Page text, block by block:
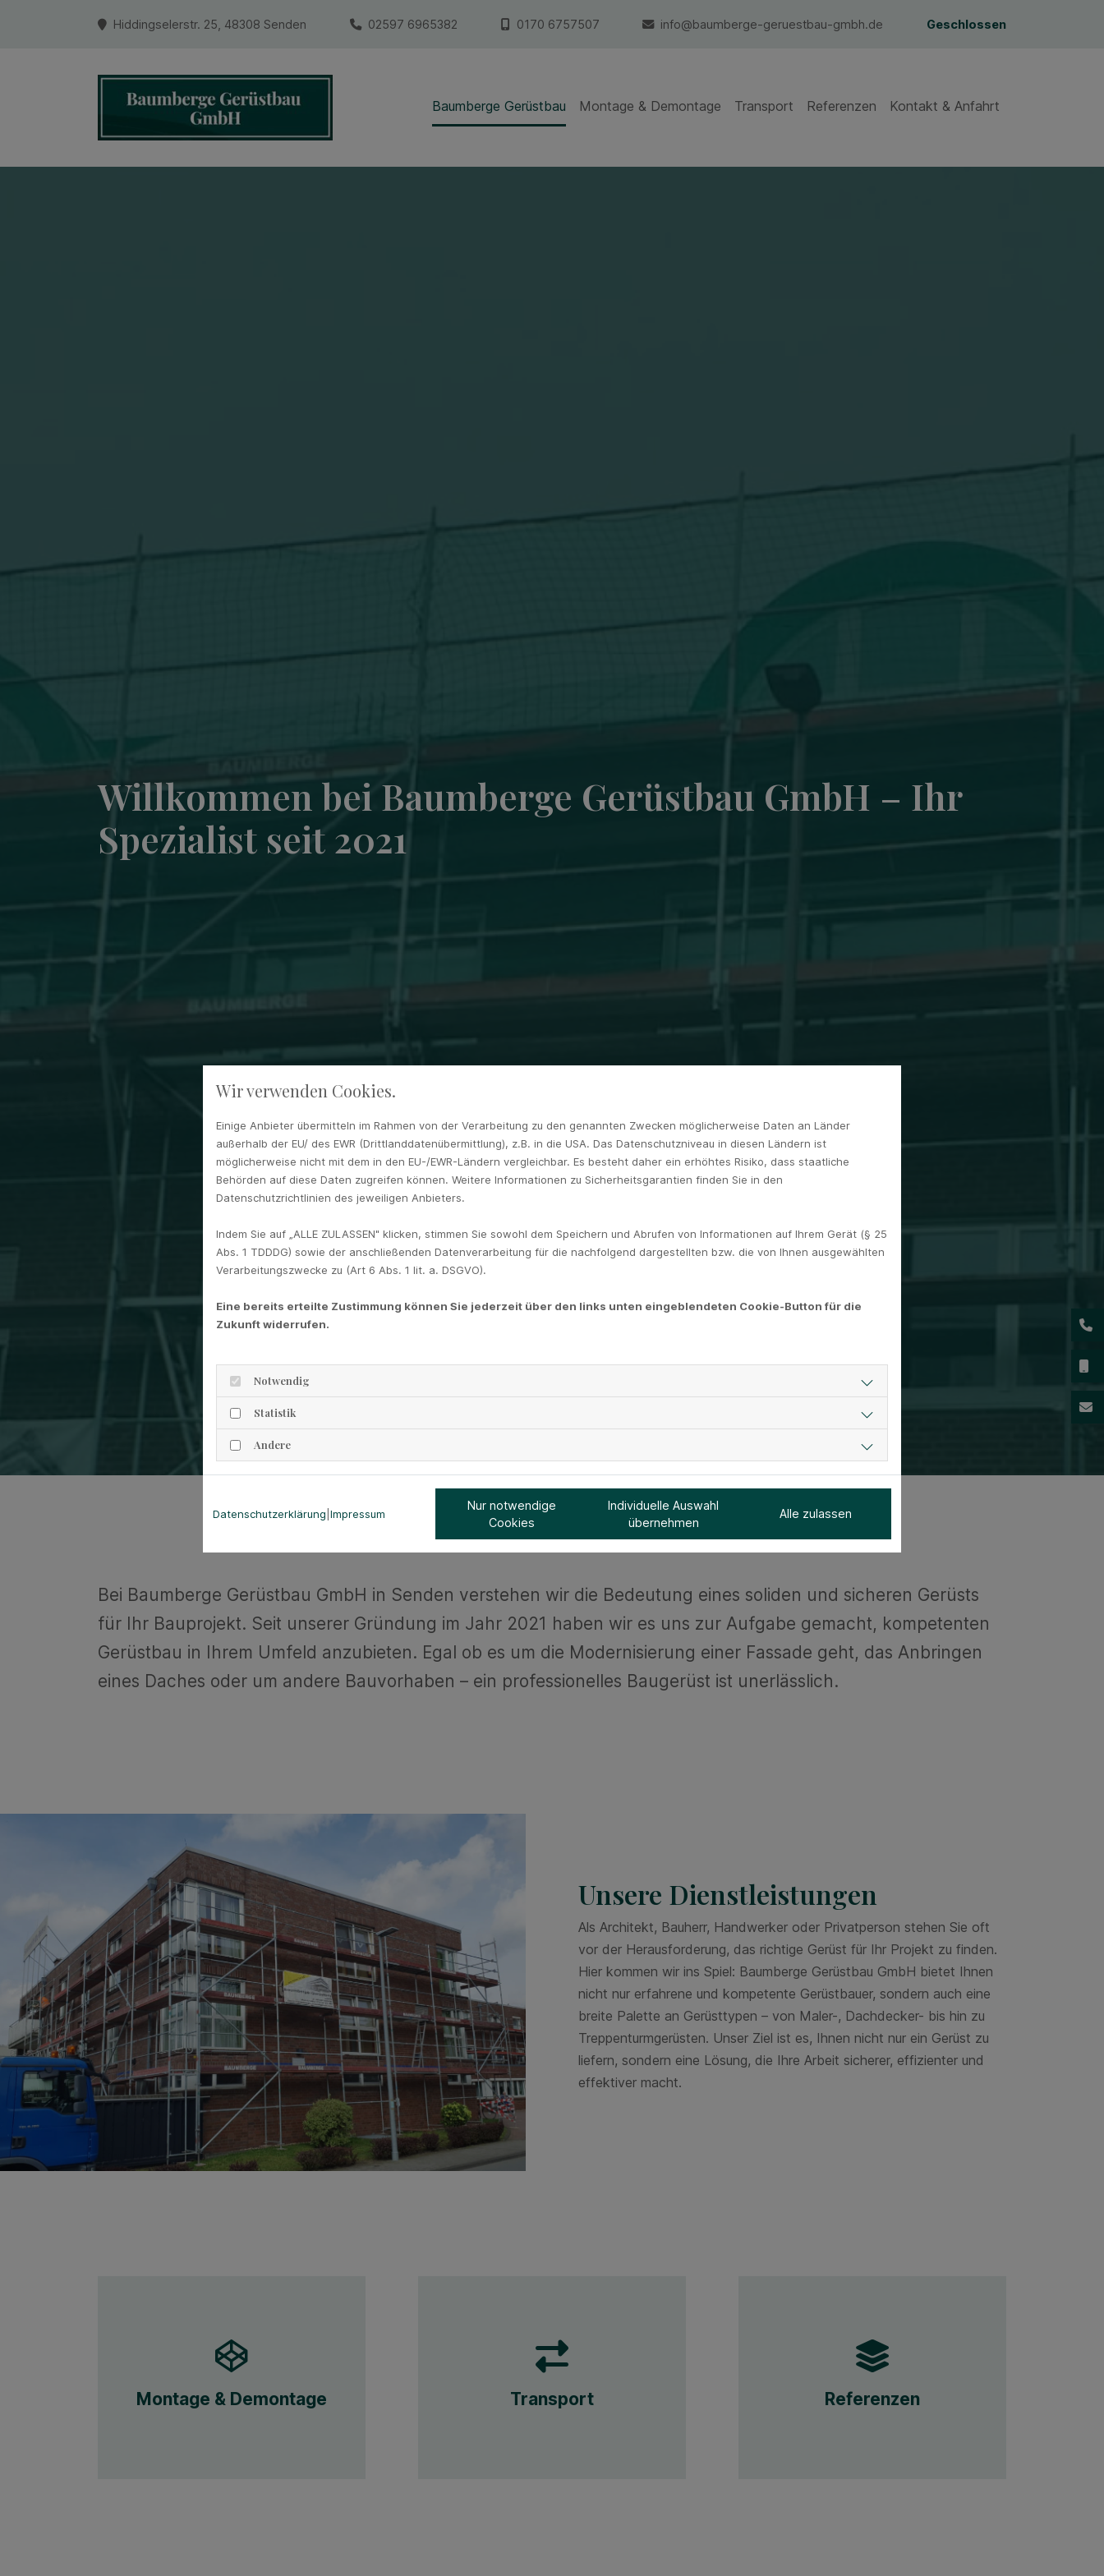
Hiddingselerstr. 25, 48308 Senden 02597 6965382 0170 6757507 info@baumberge-geruestbau-gmbh.de Geschlossen
Baumberge Gerüstbau Montage & Demontage Transport Referenzen Kontakt & Anfahrt
Willkommen bei Baumberge Gerüstbau GmbH – Ihr
Spezialist seit 2021
Bei Baumberge Gerüstbau GmbH in Senden verstehen wir die Bedeutung eines soliden und sicheren Gerüsts
für Ihr Bauprojekt. Seit unserer Gründung im Jahr 2021 haben wir es uns zur Aufgabe gemacht, kompetenten
Gerüstbau in Ihrem Umfeld anzubieten. Egal ob es um die Modernisierung einer Fassade geht, das Anbringen
eines Daches oder um andere Bauvorhaben – ein professionelles Baugerüst ist unerlässlich.
Unsere Dienstleistungen
Als Architekt, Bauherr, Handwerker oder Privatperson stehen Sie oft
vor der Herausforderung, das richtige Gerüst für Ihr Projekt zu finden.
Hier kommen wir ins Spiel: Baumberge Gerüstbau GmbH bietet Ihnen
nicht nur erfahrene und kompetente Gerüstbauer, sondern auch eine
breite Palette an Gerüsttypen – von Maler-, Dachdecker- bis hin zu
Treppenturmgerüsten. Unser Ziel ist es, Ihnen nicht nur ein Gerüst zu
liefern, sondern eine Lösung, die Ihre Arbeit sicherer, effizienter und
effektiver macht.
Montage & Demontage Transport Referenzen
Wir verwenden Cookies.
Einige Anbieter übermitteln im Rahmen von der Verarbeitung zu den genannten Zwecken möglicherweise Daten an Länder
außerhalb der EU/ des EWR (Drittlanddatenübermittlung), z.B. in die USA. Das Datenschutzniveau in diesen Ländern ist
möglicherweise nicht mit dem in den EU-/EWR-Ländern vergleichbar. Es besteht daher ein erhöhtes Risiko, dass staatliche
Behörden auf diese Daten zugreifen können. Weitere Informationen zu Sicherheitsgarantien finden Sie in den
Datenschutzrichtlinien des jeweiligen Anbieters.
Indem Sie auf „ALLE ZULASSEN" klicken, stimmen Sie sowohl dem Speichern und Abrufen von Informationen auf Ihrem Gerät (§ 25
Abs. 1 TDDDG) sowie der anschließenden Datenverarbeitung für die nachfolgend dargestellten bzw. die von Ihnen ausgewählten
Verarbeitungszwecke zu (Art 6 Abs. 1 lit. a. DSGVO).
Eine bereits erteilte Zustimmung können Sie jederzeit über den links unten eingeblendeten Cookie-Button für die
Zukunft widerrufen.
Notwendig
Statistik
Andere
Datenschutzerklärung Impressum
Nur notwendige
Cookies
Individuelle Auswahl
übernehmen
Alle zulassen